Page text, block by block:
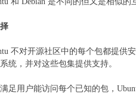
不对开源社区中的每个包都提供
统，并对这些包集提供支持。
足用户能访问每个已知的包，